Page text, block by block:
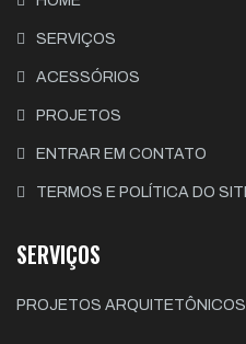
SERVIÇOS
ACESSÓRIOS
PROJETOS
ENTRAR EM CONTATO
TERMOS E POLÍTICA DO
SERVIÇOS
PROJETOS ARQUITETÔNICOS